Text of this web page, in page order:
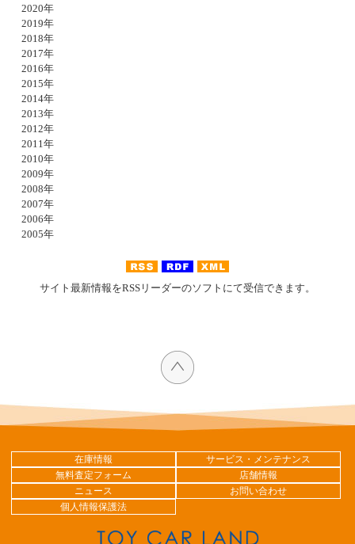
2020年
2019年
2018年
2017年
2016年
2015年
2014年
2013年
2012年
2011年
2010年
2009年
2008年
2007年
2006年
2005年
サイト最新情報をRSSリーダーのソフトにて受信できます。
在庫情報
サービス・メンテナンス
無料査定フォーム
店舗情報
ニュース
お問い合わせ
個人情報保護法